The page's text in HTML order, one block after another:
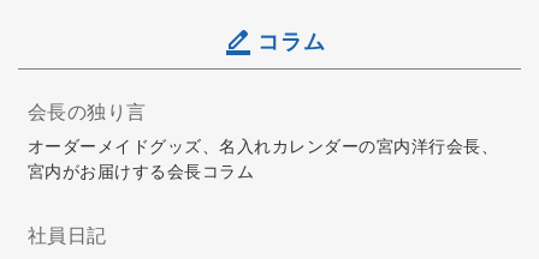
コラム
会長の独り言
オーダーメイドグッズ、名入れカレンダーの宮内洋行会長、
宮内がお届けする会長コラム
社員日記